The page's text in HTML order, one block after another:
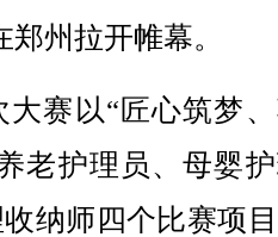
州拉开帷幕。
赛以“匠心筑梦、
老护理员、母婴
纳师四个比赛项